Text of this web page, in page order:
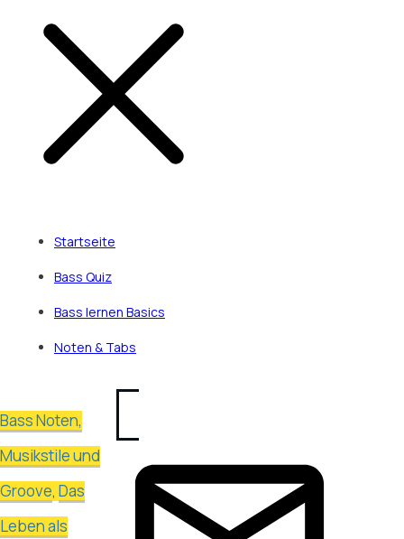
Startseite
Bass Quiz
Bass lernen Basics
Noten & Tabs
Bass Noten,
Musikstile und
Groove, Das
Leben als